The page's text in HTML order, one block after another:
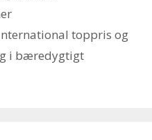
toppris og
i bæredygtigt